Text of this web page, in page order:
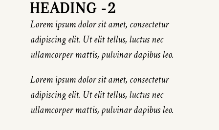
HEADING -2
Lorem ipsum dolor sit amet, consectetur
adipiscing elit. Ut elit tellus, luctus nec
ullamcorper mattis, pulvinar dapibus leo.
Lorem ipsum dolor sit amet, consectetur
adipiscing elit. Ut elit tellus, luctus nec
ullamcorper mattis, pulvinar dapibus leo.